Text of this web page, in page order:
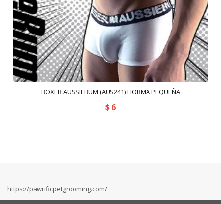
BOXER AUSSIEBUM (AUS241) HORMA PEQUEÑA
$ 6
https://pawrificpetgrooming.com/